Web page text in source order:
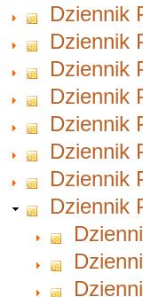
Dziennik
Dziennik
Dziennik
Dziennik
Dziennik
Dziennik
Dziennik
Dziennik